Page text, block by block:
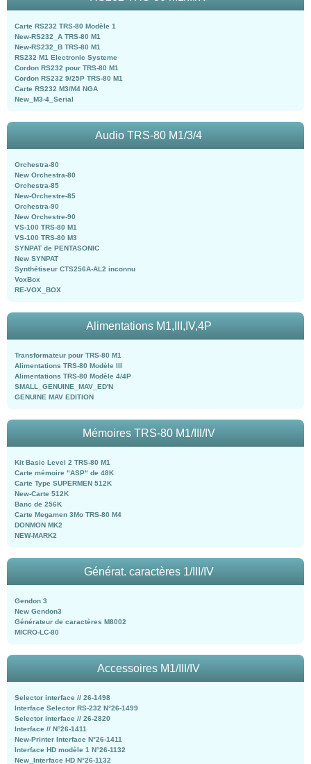
Carte RS232 TRS-80 Modèle 1
New-RS232_A TRS-80 M1
New-RS232_B TRS-80 M1
RS232 M1 Electronic Systeme
Cordon RS232 pour TRS-80 M1
Cordon RS232 9/25P TRS-80 M1
Carte RS232 M3/M4 NGA
New_M3-4_Serial
Audio TRS-80 M1/3/4
Orchestra-80
New Orchestra-80
Orchestra-85
New-Orchestre-85
Orchestra-90
New Orchestre-90
VS-100 TRS-80 M1
VS-100 TRS-80 M3
SYNPAT de PENTASONIC
New SYNPAT
Synthétiseur CTS256A-AL2 inconnu
VoxBox
RE-VOX_BOX
Alimentations M1,III,IV,4P
Transformateur pour TRS-80 M1
Alimentations TRS-80 Modèle III
Alimentations TRS-80 Modèle 4/4P
SMALL_GENUINE_MAV_ED'N
GENUINE MAV EDITION
Mémoires TRS-80 M1/III/IV
Kit Basic Level 2 TRS-80 M1
Carte mémoire "ASP" de 48K
Carte Type SUPERMEN 512K
New-Carte 512K
Banc de 256K
Carte Megamen 3Mo TRS-80 M4
DONMON MK2
NEW-MARK2
Générat. caractères 1/III/IV
Gendon 3
New Gendon3
Générateur de caractères M8002
MICRO-LC-80
Accessoires M1/III/IV
Selector interface // 26-1498
Interface Selector RS-232 N°26-1499
Selector interface // 26-2820
Interface // N°26-1411
New-Printer Interface N°26-1411
Interface HD modèle 1 N°26-1132
New_Interface HD N°26-1132